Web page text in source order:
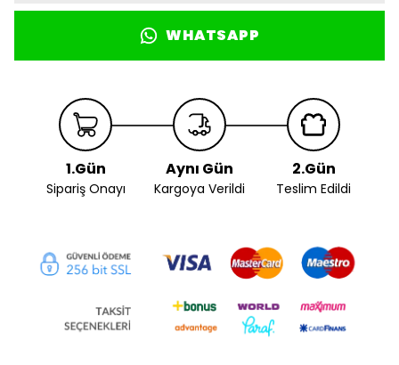
WHATSAPP
1.Gün
Sipariş Onayı
Aynı Gün
Kargoya Verildi
2.Gün
Teslim Edildi